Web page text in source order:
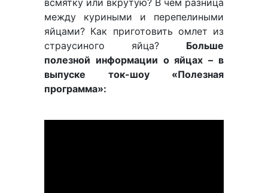
всмятку или вкрутую? В чем разница
между куриными и перепелиными
яйцами? Как приготовить омлет из
страусиного яйца? Больше
полезной информации о яйцах – в
выпуске ток-шоу «Полезная
программа»: